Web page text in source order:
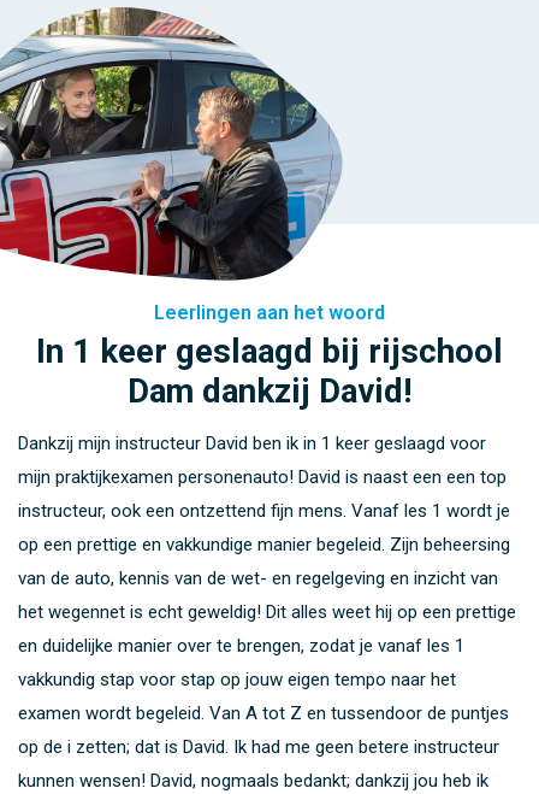
Leerlingen aan het woord
Super naar mijn zin gehad bij
instructeur Steven
Super naar mijn zin gehad. Dankzij mijn instructeur Steven ben
ik in 1keer geslaagd voor mijn praktijkexamen personenauto!
Steven is naast een top instructeur, ook een fijn mens. Vanaf
les 1 wordt je op een prettige en vakkundige manier begeleid.
Zijn kennis van de wet- en regelgeving en inzicht van het
wegennet is echt geweldig! Dit alles weet hij op een prettige en
duidelijke manier over te brengen, zodat je vanaf les 1
vakkundig stap voor stap op jouw eigen tempo naar het
examen wordt begeleid. Van A tot Z en tussendoor de puntjes
op de i zetten. Ik had me geen betere instructeur kunnen
wensen. Steven heel erg bedankt!
Leerlingen aan het woord
In 1 keer geslaagd bij rijschool
Dam dankzij David!
Dankzij mijn instructeur David ben ik in 1 keer geslaagd voor
mijn praktijkexamen personenauto! David is naast een een top
instructeur, ook een ontzettend fijn mens. Vanaf les 1 wordt je
op een prettige en vakkundige manier begeleid. Zijn beheersing
van de auto, kennis van de wet- en regelgeving en inzicht van
het wegennet is echt geweldig! Dit alles weet hij op een prettige
en duidelijke manier over te brengen, zodat je vanaf les 1
vakkundig stap voor stap op jouw eigen tempo naar het
examen wordt begeleid. Van A tot Z en tussendoor de puntjes
op de i zetten; dat is David. Ik had me geen betere instructeur
kunnen wensen! David, nogmaals bedankt; dankzij jou heb ik